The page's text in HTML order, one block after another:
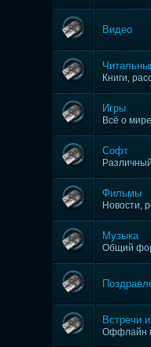
Видео
Книги,
Игры
Всё о
Софт
Фильмы
Новости,
Музыка
Общий
Встречи
Оффлайн